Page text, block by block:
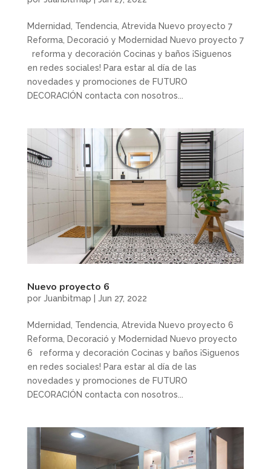
Mdernidad, Tendencia, Atrevida Nuevo proyecto 7
Reforma, Decoració y Modernidad Nuevo proyecto 7
reforma y decoración Cocinas y baños ¡Siguenos
en redes sociales! Para estar al día de las
novedades y promociones de FUTURO
DECORACIÓN contacta con nosotros...
Nuevo proyecto 6
por Juanbitmap Jun 27, 2022
Mdernidad, Tendencia, Atrevida Nuevo proyecto 6
Reforma, Decoració y Modernidad Nuevo proyecto
6 reforma y decoración Cocinas y baños ¡Siguenos
en redes sociales! Para estar al día de las
novedades y promociones de FUTURO
DECORACIÓN contacta con nosotros...